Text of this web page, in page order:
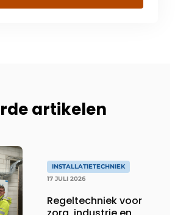
artikelen
INSTALLATIETECHNIEK
17 JULI 2026
Regeltechniek voor